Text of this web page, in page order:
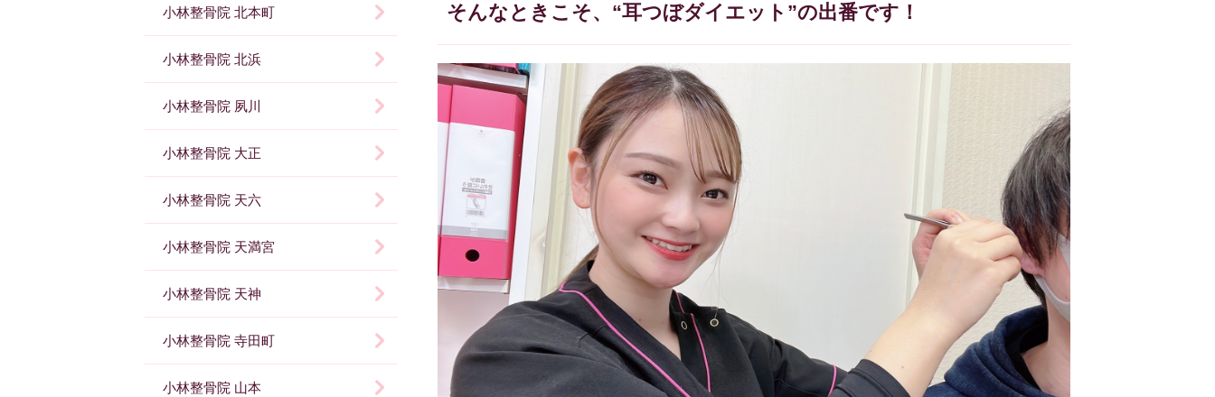
そんなときこそ、“耳つぼダイエット”の出番です！
小林整骨院 北本町
小林整骨院 北浜
小林整骨院 夙川
小林整骨院 大正
小林整骨院 天六
小林整骨院 天満宮
小林整骨院 天神
小林整骨院 寺田町
小林整骨院 山本